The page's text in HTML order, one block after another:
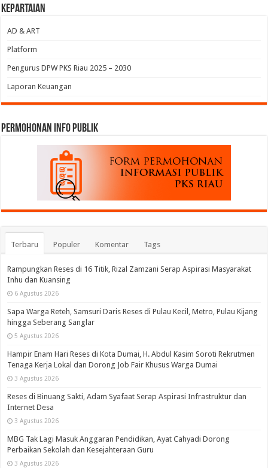
Kepartaian
AD & ART
Platform
Pengurus DPW PKS Riau 2025 – 2030
Laporan Keuangan
permohonan Info Publik
Terbaru Populer Komentar Tags
Rampungkan Reses di 16 Titik, Rizal Zamzani Serap Aspirasi Masyarakat
Inhu dan Kuansing
6 Agustus 2026
Sapa Warga Reteh, Samsuri Daris Reses di Pulau Kecil, Metro, Pulau Kijang
hingga Seberang Sanglar
5 Agustus 2026
Hampir Enam Hari Reses di Kota Dumai, H. Abdul Kasim Soroti Rekrutmen
Tenaga Kerja Lokal dan Dorong Job Fair Khusus Warga Dumai
3 Agustus 2026
Reses di Binuang Sakti, Adam Syafaat Serap Aspirasi Infrastruktur dan
Internet Desa
3 Agustus 2026
MBG Tak Lagi Masuk Anggaran Pendidikan, Ayat Cahyadi Dorong
Perbaikan Sekolah dan Kesejahteraan Guru
3 Agustus 2026